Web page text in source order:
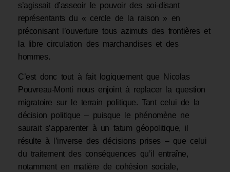
s’agissait d’asseoir le pouvoir des soi-disant
représentants du « cercle de la raison » en
préconisant l’ouverture tous azimuts des frontières et
la libre circulation des marchandises et des
hommes.
C’est donc tout à fait logiquement que Nicolas
Pouvreau-Monti nous enjoint à replacer la question
migratoire sur le terrain politique. Tant celui de la
décision politique – puisque le phénomène ne
saurait s’apparenter à un fatum géopolitique, il
résulte à l’inverse des décisions prises – que celui
du traitement des conséquences qu’il entraîne,
notamment en matière de cohésion sociale,